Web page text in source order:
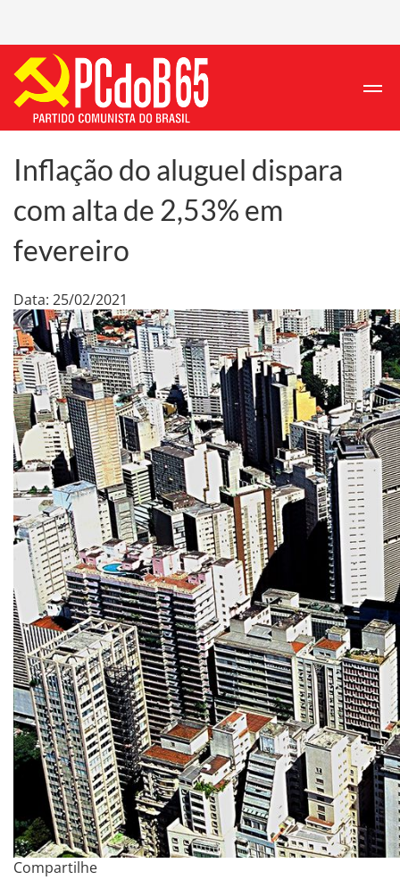
Inflação do aluguel dispara
com alta de 2,53% em
fevereiro
Data: 25/02/2021
Compartilhe